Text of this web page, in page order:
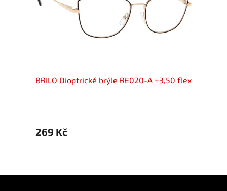
BRILO Dioptrické brýle RE020-A +3,50 flex
269 Kč